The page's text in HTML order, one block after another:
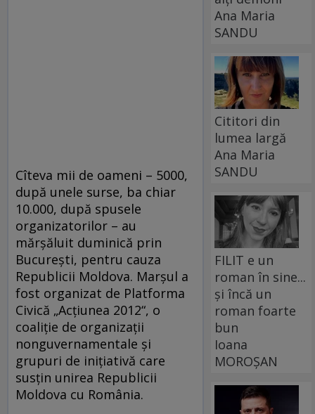
Cîteva mii de oameni – 5000,
după unele surse, ba chiar
10.000, după spusele
organizatorilor – au
mărşăluit duminică prin
Bucureşti, pentru cauza
Republicii Moldova. Marşul a
fost organizat de Platforma
Civică „Acţiunea 2012“, o
coaliţie de organizaţii
nonguvernamentale şi
grupuri de iniţiativă care
susţin unirea Republicii
Moldova cu România.
Ana Maria
SANDU
Cititori din
lumea largă
Ana Maria
SANDU
FILIT e un
roman în sine...
și încă un
roman foarte
bun
Ioana
MOROȘAN